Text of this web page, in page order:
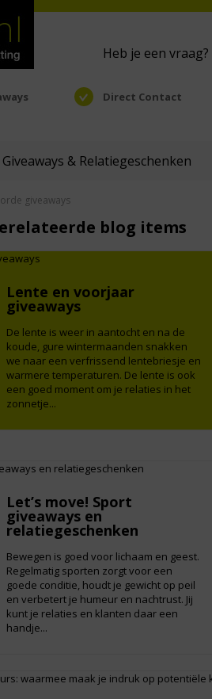
Heb je een vraag?
Direct Contact
Giveaways & Relatiegeschenken
giveaways
blog items
Lente en voorjaar
giveaways
De lente is weer in aantocht en na de
koude, gure wintermaanden snakken
we naar een verfrissend lentebriesje en
warmere temperaturen. De lente is ook
een goed moment om je relaties in het
zonnetje...
Let’s move! Sport
giveaways en
relatiegeschenken
Bewegen is goed voor lichaam en geest.
Regelmatig sporten zorgt voor een
goede conditie, houdt je gewicht op peil
en verbetert je humeur en nachtrust. Jij
kunt je relaties en klanten daar een
handje...